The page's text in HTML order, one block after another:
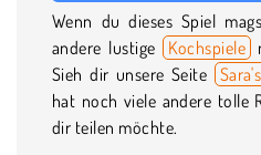
Wenn du dieses Spiel
andere lustige Kochspiele
Sieh dir unsere Seite
hat noch viele andere tolle
dir teilen möchte.